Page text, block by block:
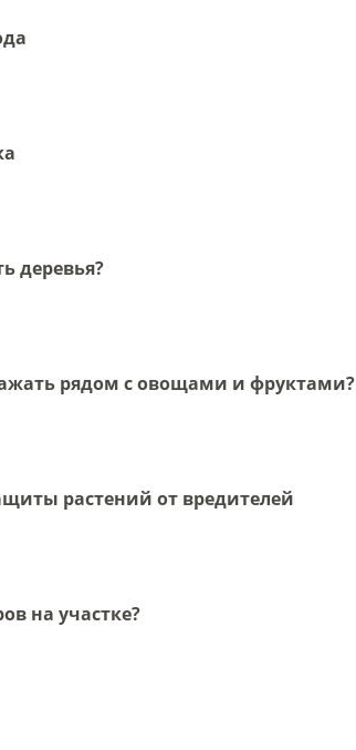
деревья?
рядом с овощами и фруктами?
растений от вредителей
на участке?